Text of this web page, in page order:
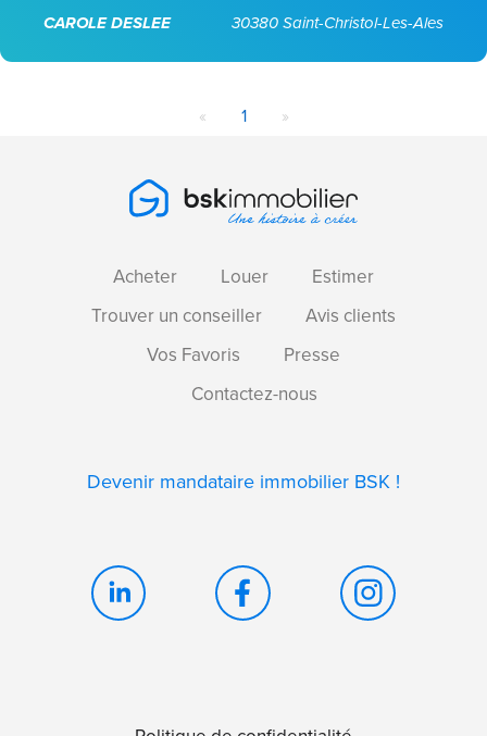
CAROLE DESLEE 30380 Saint-Christol-Les-Ales
« 1 »
Acheter Louer
Estimer
Trouver un conseiller
Avis clients
Vos Favoris
Presse
Contactez-nous
Devenir mandataire immobilier BSK !